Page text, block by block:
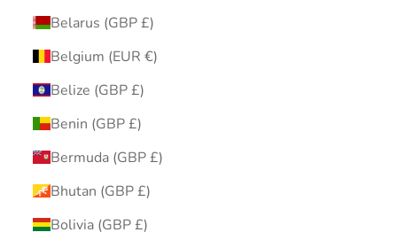
Belarus (GBP £)
Belgium (EUR €)
Belize (GBP £)
Benin (GBP £)
Bermuda (GBP £)
Bhutan (GBP £)
Bolivia (GBP £)